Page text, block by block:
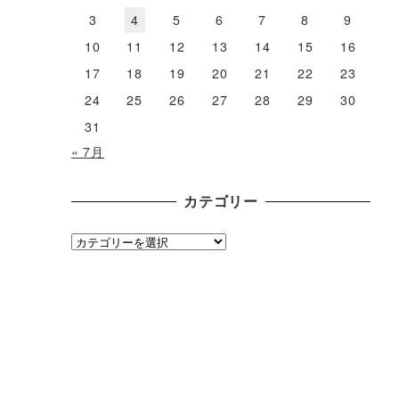
3
4 5 6 7 8
9
10
11 12 13 14 15
16
17
18 19 20 21 22
23
24
25 26 27 28 29
30
31
« 7月
カテゴリー
カ